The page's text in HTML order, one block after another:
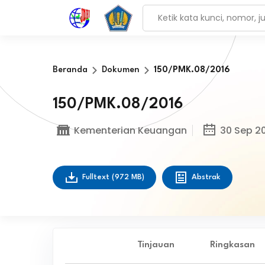
Beranda Dokumen 150/PMK.08/2016
150/PMK.08/2016
Kementerian Keuangan 30 Sep
Fulltext (972 MB) Abstrak
Tinjauan Ringkasan